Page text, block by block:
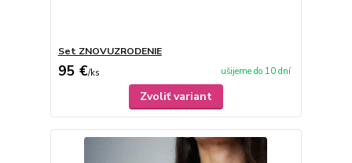
Set ZNOVUZRODENIE
95 €/ks ušijeme do 10 dní
Zvoliť variant